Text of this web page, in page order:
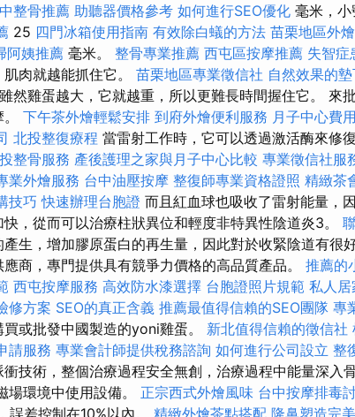
整骨推薦 助聽器價格參考 如何進行SEO優化 毫米，小
25 四門冰箱使用指南 有效除白蟻的方法 苗栗地區外
阿姨推薦 毫米。 整骨專業推薦 西屯區按摩推薦 失智症
肉就越能抓住它。 苗栗地區專業徵信社 自然效果的
雖然雞蛋越大，它就越重，所以更難長時間握住它。 來
下午茶外燴輕鬆安排 到府外燴便利服務 月子中心費
北投整復療程 當雷射工作時，它可以透過激活酶來修
整骨服務 產後護理之家與月子中心比較 專業徵信社服
業外燴服務 台中油壓按摩 整復師專業資格證照 精緻茶
技巧 快速辦理台胞證 而且紅血球也吸收了雷射能量，
，從而可以治療柱狀異位和輕度非特異性陰道炎3。
生，增加膠原蛋白的再生量，因此對於收緊陰道有很
商，專門提供具有競爭力價格的高品質產品。 推薦的
西屯按摩服務 高效防水漆選擇 台胞證照片規範 私人居
修方案 SEO的真正含義 推薦最值得信賴的SEO團隊 專
或批發中國製造的yoni雞蛋。 新北值得信賴的徵信社
請服務 專業會計師提供稅務諮詢 如何進行公司設立 整
技術，整個治療過程安全無創，治療過程中能量深入
場環境中使用設備。 正宗西式外燴風味 台中按摩排毒
誤差控制在10%以內。 精緻外燴茶點搭配 隆鼻塑造完